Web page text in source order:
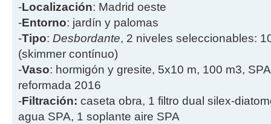
-Localización: Madrid oeste
-Entorno: jardín y palomas
-Tipo: Desbordante, 2 niveles seleccionables:
(skimmer contínuo)
-Vaso: hormigón y gresite, 5x10 m, 100 m3,
reformada 2016
-Filtración: caseta obra, 1 filtro dual silex-
agua SPA, 1 soplante aire SPA